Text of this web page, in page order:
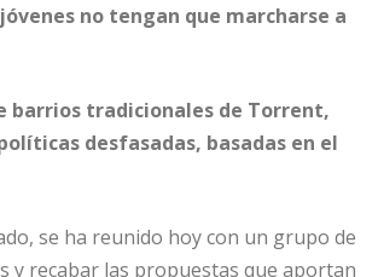
no tengan que marcharse a
barrios tradicionales de Torrent,
desfasadas, basadas en el
se ha reunido hoy con un grupo de
y recabar las propuestas que aportan